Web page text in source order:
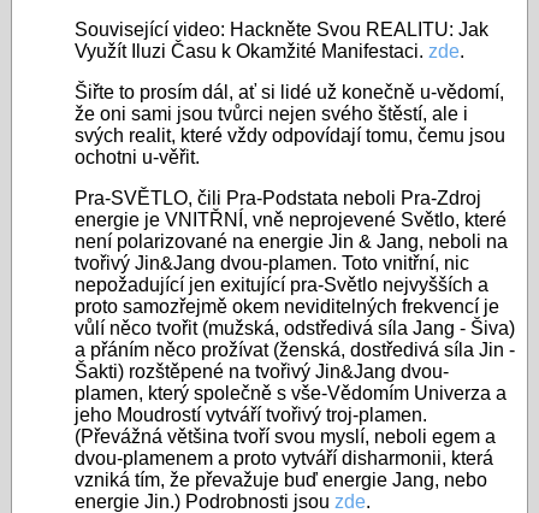
Související video: Hackněte Svou REALITU: Jak
Využít Iluzi Času k Okamžité Manifestaci. zde.
Šiřte to prosím dál, ať si lidé už konečně u-vědomí,
že oni sami jsou tvůrci nejen svého štěstí, ale i
svých realit, které vždy odpovídají tomu, čemu jsou
ochotni u-věřit.
Pra-SVĚTLO, čili Pra-Podstata neboli Pra-Zdroj
energie je VNITŘNÍ, vně neprojevené Světlo, které
není polarizované na energie Jin & Jang, neboli na
tvořivý Jin&Jang dvou-plamen. Toto vnitřní, nic
nepožadující jen exitující pra-Světlo nejvyšších a
proto samozřejmě okem neviditelných frekvencí je
vůlí něco tvořit (mužská, odstředivá síla Jang - Šiva)
a přáním něco prožívat (ženská, dostředivá síla Jin -
Šakti) rozštěpené na tvořivý Jin&Jang dvou-
plamen, který společně s vše-Vědomím Univerza a
jeho Moudrostí vytváří tvořivý troj-plamen.
(Převážná většina tvoří svou myslí, neboli egem a
dvou-plamenem a proto vytváří disharmonii, která
vzniká tím, že převažuje buď energie Jang, nebo
energie Jin.) Podrobnosti jsou zde.